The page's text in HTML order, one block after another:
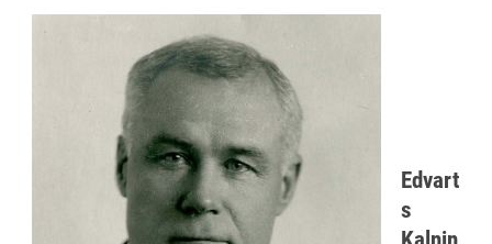
Edvart
s